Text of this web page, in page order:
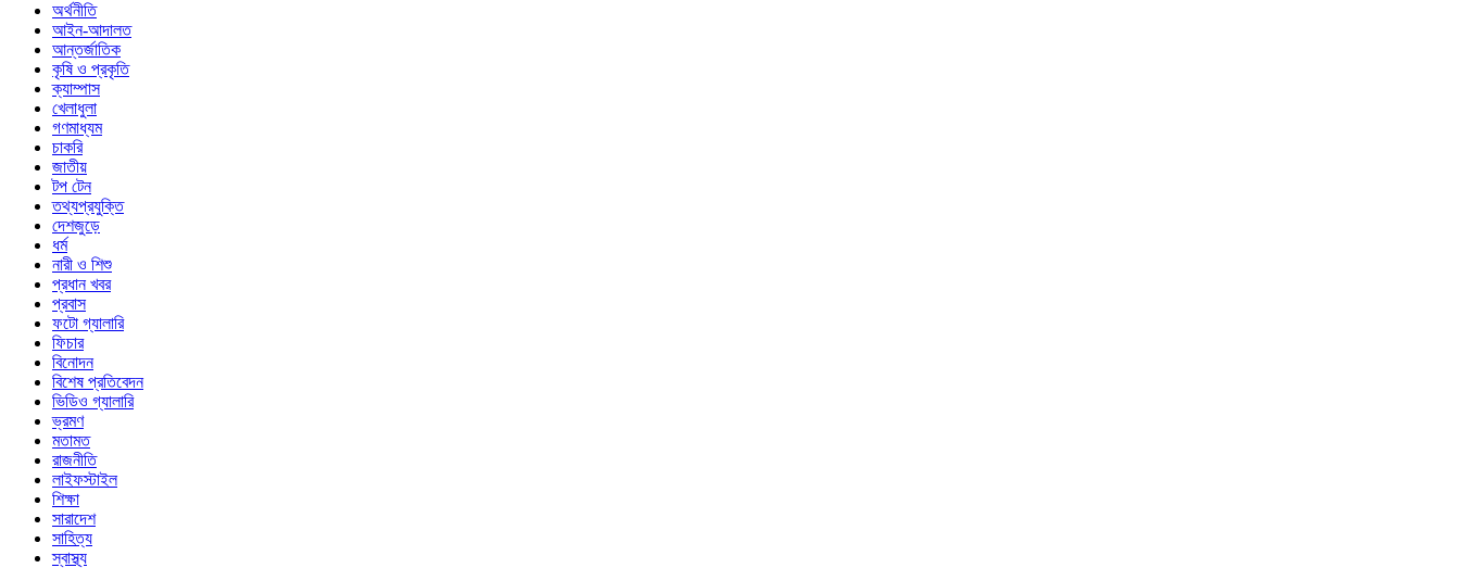
অর্থনীতি
আইন-আদালত
আন্তর্জাতিক
কৃষি ও প্রকৃতি
ক্যাম্পাস
খেলাধুলা
গণমাধ্যম
চাকরি
জাতীয়
টপ টেন
তথ্যপ্রযুক্তি
দেশজুড়ে
ধর্ম
নারী ও শিশু
প্রধান খবর
প্রবাস
ফটো গ্যালারি
ফিচার
বিনোদন
বিশেষ প্রতিবেদন
ভিডিও গ্যালারি
ভ্রমণ
মতামত
রাজনীতি
লাইফস্টাইল
শিক্ষা
সারাদেশ
সাহিত্য
স্বাস্থ্য